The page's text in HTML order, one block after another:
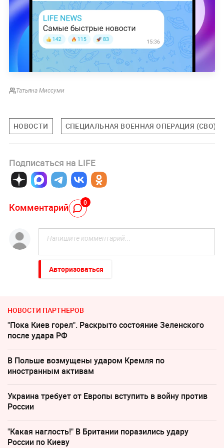
Татьяна Миссуми
НОВОСТИ СПЕЦИАЛЬНАЯ ВОЕННАЯ ОПЕРАЦИЯ (СВО)
Подписаться на LIFE
Комментарий 0
Авторизоваться
НОВОСТИ ПАРТНЕРОВ
"Пока Киев горел". Раскрыто состояние Зеленского
после удара РФ
В Польше возмущены ударом Кремля по
иностранным активам
Украина требует от Европы вступить в войну против
России
"Какая наглость!" В Британии поразились удару
России по Киеву